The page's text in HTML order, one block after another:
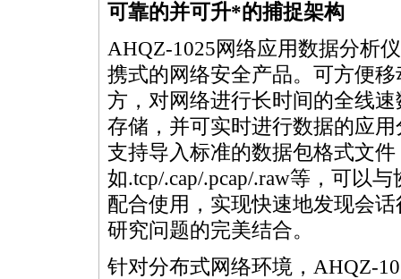
可靠的并可升*的捕捉架构
AHQZ-1025网络应用数据分析
携式的网络安全产品。可方便
方，对网络进行长时间的全线
存储，并可实时进行数据的应
支持导入标准的数据包格式文件
如.tcp/.cap/.pcap/.raw等，可以
配合使用，实现快速地发现会
研究问题的完美结合。
针对分布式网络环境，AHQZ-